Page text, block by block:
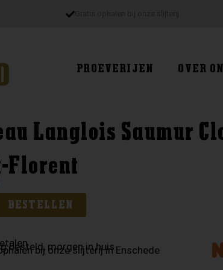
PROEVERIJEN OVER
Langlois Saumur
Florent
BESTELLEN
besteld, morgen in huis
bij onze slijterij in Enschede